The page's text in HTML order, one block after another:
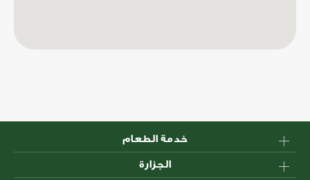
خدمة الطعام
الأسترالية؟ لماذا اللحوم
الجزارة